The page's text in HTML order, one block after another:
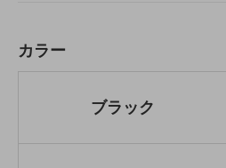
カラー
ブラック